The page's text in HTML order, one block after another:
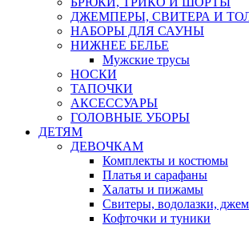
ДЖЕМПЕРЫ, СВИТЕРА И
НАБОРЫ ДЛЯ САУНЫ
НИЖНЕЕ БЕЛЬЕ
Мужские трусы
НОСКИ
ТАПОЧКИ
АКСЕССУАРЫ
ГОЛОВНЫЕ УБОРЫ
ДЕТЯМ
ДЕВОЧКАМ
Комплекты и костюмы
Платья и сарафаны
Халаты и пижамы
Свитеры, водолазки,
Кофточки и туники